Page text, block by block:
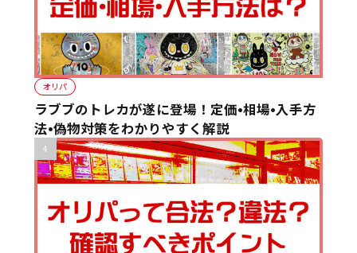
オリパ
ラブブのトレカが遂に登場！定価•相場•入手方
法•偽物対策をわかりやすく解説